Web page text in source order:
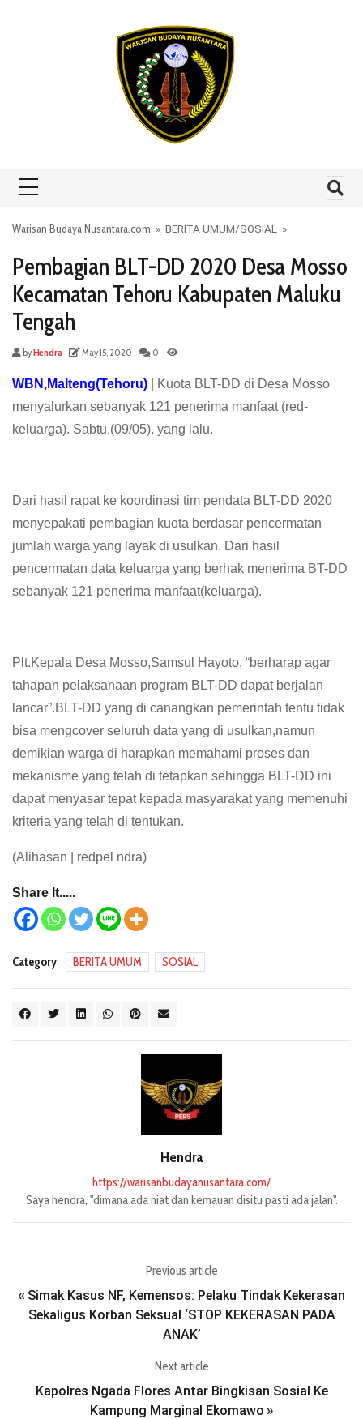
Warisan Budaya Nusantara.com » BERITA UMUM/SOSIAL »
Pembagian BLT-DD 2020 Desa Mosso
Kecamatan Tehoru Kabupaten Maluku
Tengah
byHendra May 15, 2020 0
WBN,Malteng(Tehoru) | Kuota BLT-DD di Desa Mosso
menyalurkan sebanyak 121 penerima manfaat (red-
keluarga). Sabtu,(09/05). yang lalu.
Dari hasil rapat ke koordinasi tim pendata BLT-DD 2020
menyepakati pembagian kuota berdasar pencermatan
jumlah warga yang layak di usulkan. Dari hasil
pencermatan data keluarga yang berhak menerima BT-DD
sebanyak 121 penerima manfaat(keluarga).
Plt.Kepala Desa Mosso,Samsul Hayoto, “berharap agar
tahapan pelaksanaan program BLT-DD dapat berjalan
lancar”.BLT-DD yang di canangkan pemerintah tentu tidak
bisa mengcover seluruh data yang di usulkan,namun
demikian warga di harapkan memahami proses dan
mekanisme yang telah di tetapkan sehingga BLT-DD ini
dapat menyasar tepat kepada masyarakat yang memenuhi
kriteria yang telah di tentukan.
(Alihasan | redpel ndra)
Share It.....
Category BERITA UMUM SOSIAL
Hendra
https://warisanbudayanusantara.com/
Saya hendra, "dimana ada niat dan kemauan disitu pasti ada jalan".
Previous article
« Simak Kasus NF, Kemensos: Pelaku Tindak Kekerasan
Sekaligus Korban Seksual ‘STOP KEKERASAN PADA
ANAK’
Next article
Kapolres Ngada Flores Antar Bingkisan Sosial Ke
Kampung Marginal Ekomawo »